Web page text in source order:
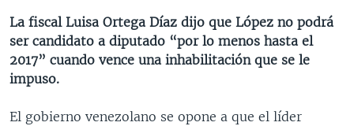
LAS CLAVES
PANORAMA
BUENOS DÍAS AMÉRICA
ESTADOS UNIDOS AL DÍA
EL MUNDO AL DÍA [RADIO]
FORO [RADIO]
Learning English
SÍGANOS
La fiscal Luisa Ortega Díaz dijo que López no podrá
ser candidato a diputado “por lo menos hasta el
2017” cuando vence una inhabilitación que se le
impuso.
El gobierno venezolano se opone a que el líder